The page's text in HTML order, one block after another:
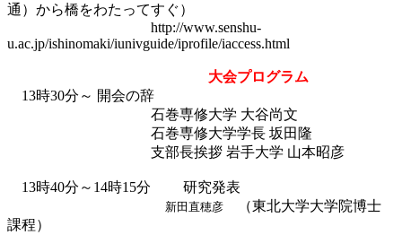
通）から橋をわたってすぐ）
http://www.senshu-
u.ac.jp/ishinomaki/iunivguide/iprofile/iaccess.html
大会プログラム
13時30分～ 開会の辞
石巻専修大学 大谷尚文
石巻専修大学学長 坂田隆
支部長挨拶 岩手大学 山本昭彦
13時40分～14時15分 研究発表
新田直穂彦 （東北大学大学院博士
課程）